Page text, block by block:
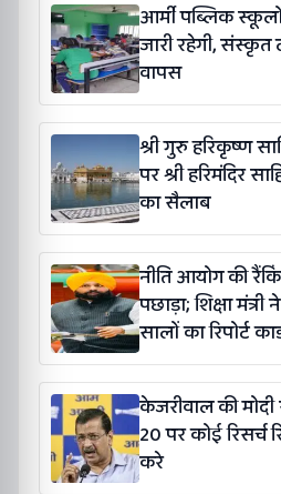
आर्मी पब्लिक
जारी रहेगी,
वापस
श्री गुरु हरिकृष्ण
पर श्री हरिमंदिर
का सैलाब
नीति आयोग की
पछाड़ा; शिक्षा
सालों का रिपोर्ट
केजरीवाल की
20 पर कोई रिसर्च
करे